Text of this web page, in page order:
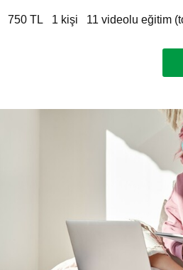
750 TL 1 kişi 11 videolu eğitim